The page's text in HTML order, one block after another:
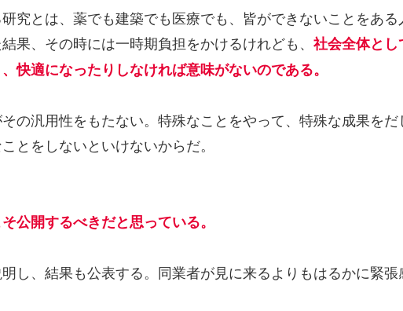
究とは、薬でも建築でも医療でも、皆ができないことをある
果、その時には一時期負担をかけるけれども、 社会全体と
快適になったりしなければ意味がないのである。
の汎用性をもたない。特殊なことをやって、特殊な成果をだ
とをしないといけないからだ。
公開するべきだと思っている。
し、結果も公表する。同業者が見に来るよりもはるかに緊張